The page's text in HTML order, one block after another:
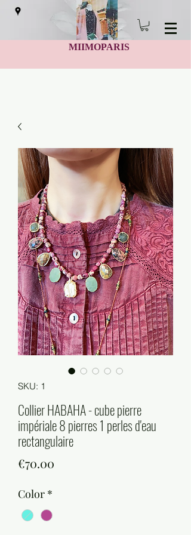
MIIMOPARIS
SKU: 1
Collier HABAHA - cube pierre
impériale 8 pierres 1 perles d'eau
rectangulaire
€70.00
Color *